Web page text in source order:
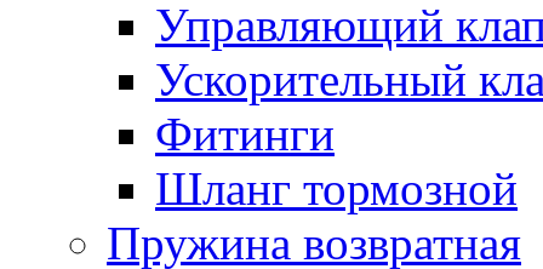
Управляющий
Ускорительный
Фитинги
Шланг тормозной
Пружина возвратная